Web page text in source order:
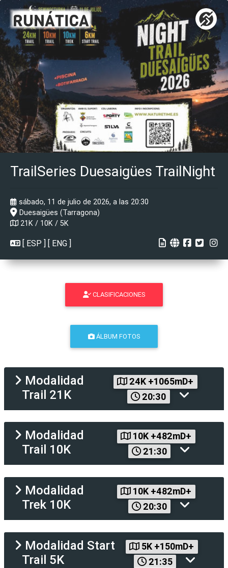
TrailSeries Duesaigües TrailNight
sábado, 11 de julio de 2026, a las 20:30
Duesaigües (Tarragona)
21K / 10K / 5K
[ ESP ] [ ENG ]
CLASIFICACIONES
ÁLBUM FOTOS
Modalidad
Trail 21K
24K +1065mD+
20:30
Modalidad
Trail 10K
10K +482mD+
21:30
Modalidad
Trek 10K
10K +482mD+
20:30
Modalidad Start
Trail 5K
5K +150mD+
21:35